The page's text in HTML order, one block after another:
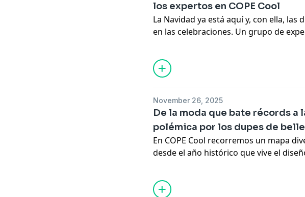
los expertos en COPE Cool
La Navidad ya está aquí y, con ella,
en las celebraciones. Un grupo de
señaladas. Sus consejos abarcan
que dominarán las fiestas, con los
como protagonistas, hasta trucos de
comidas sin remordimientos.
Frente a los tradicionales rojos y
nuevos colores y texturas. Los
claro y aseguran que "se llevan
Esta combinación ofrece un equilibrio
modernidad, convirtiéndose en la
evento. El tejido satinado aporta el
gama de los marrones ofrece
November 26, 2025
De la moda que bate récords a
polémica por los dupes de
En COPE Cool recorremos un mapa
desde el año histórico que vive el
creciente protagonismo de las canas
de las claves para entender y tratar
revolución —y polémica— del universo